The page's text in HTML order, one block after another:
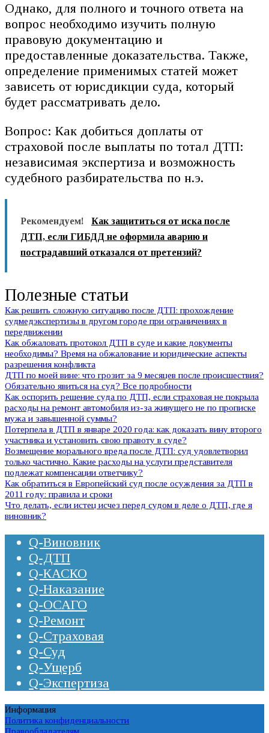
Однако, для полного и точного ответа на
вопрос необходимо изучить полную
правовую документацию и
предоставленные доказательства. Также,
определение применимых статей может
зависеть от юрисдикции суда, который
будет рассматривать дело.
Вопрос: Как добиться доплаты от
страховой после выплаты по тотал ДТП:
независимая экспертиза и возможность
судебного разбирательства по н.э.
Рекомендуем!
Как защититься от иска после
ДТП, если ГИБДД не оформила аварию и
пострадавший отказался от претензий?
Полезные статьи
Как решить сложную ситуацию после ДТП: прохождение
судмедэкспертизы в другом городе при ограничениях в
передвижении
Как обжаловать протокол ДТП в суде и какие документы
необходимы? Время на обжалование и юридические аспекты
разрешения конфликта
ДТП по моей вине: что грозит за 9 месяцев после происшествия?
Обязательно явиться на суд? Все подробности
Как оспорить решение суда по ДТП, если страховая не покрыла
расходы на ремонт автомобиля из-за живущего не по прописке
мужа и завышенной суммы?
Потерпела в ДТП в январе 2020 года: как доказать вину второго
участника и установить свою правоту в суде?
Возмещение морального вреда после ДТП: суд удовлетворил
только частично. Какие расходы на услуги представителя
подлежат компенсации ответчику?
Как обратиться в Европейский суд после осуждения за ДТП в
2011 году: правила и сроки
Что делать, если истец исчез перед судом в деле о ДТП, где я
виновник?
Q-Виновник
Q-ДТП
Q-КАСКО
Q-Наказание
Q-ОСАГО
Q-Ремонт
Q-Страховая
Q-Суд
Q-Ущерб
Q-Экспертиза
Информация
Политика конфиденциальности
Правообладателям